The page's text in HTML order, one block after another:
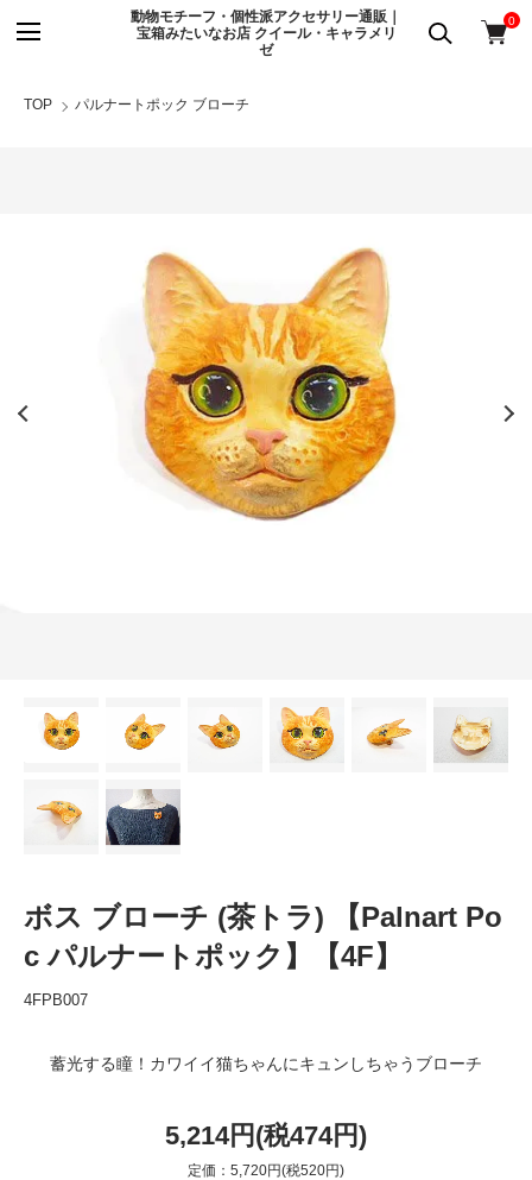
動物モチーフ・個性派アクセサリー通販｜
宝箱みたいなお店 クイール・キャラメリ
ゼ
0
TOP パルナートポック ブローチ
ボス ブローチ (茶トラ) 【Palnart Po
c パルナートポック】【4F】
4FPB007
蓄光する瞳！カワイイ猫ちゃんにキュンしちゃうブローチ
5,214円(税474円)
定価：5,720円(税520円)